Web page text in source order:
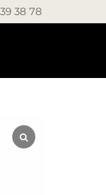
38 78